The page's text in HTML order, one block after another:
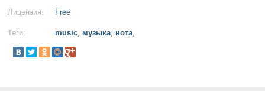
Лицензия: Free
Теги: music, музыка, нота,